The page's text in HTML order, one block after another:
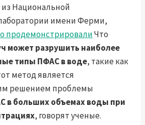
Национальной
имени Ферми,
продемонстрировалиЧто
может разрушить наиболее
типы ПФАС в воде, такие как
метод является
решением проблемы
в больших объемах воды при
, говорят ученые.